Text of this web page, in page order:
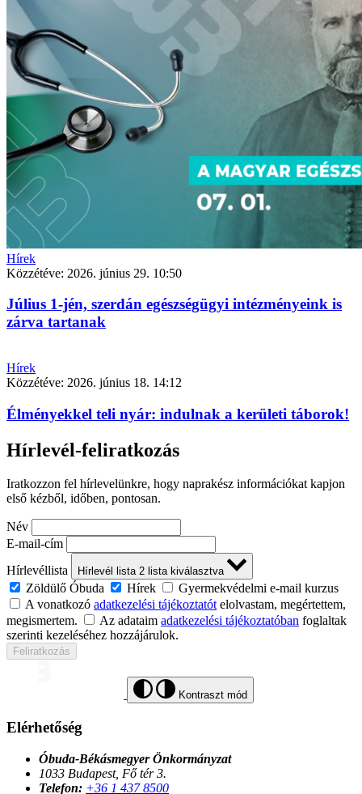
Hírek
Közzétéve: 2026. június 29. 10:50
Július 1-jén, szerdán egészségügyi intézményeink is
zárva tartanak
Hírek
Közzétéve: 2026. június 18. 14:12
Élményekkel teli nyár: indulnak a kerületi táborok!
Hírlevél-feliratkozás
Iratkozzon fel hírlevelünkre, hogy naprakész információkat kapjon
első kézből, időben, pontosan.
Név
E-mail-cím
Hírlevéllista
Hírlevél lista 2 lista kiválasztva
Zöldülő Óbuda Hírek
Gyermekvédelmi e-mail kurzus
A vonatkozó adatkezelési tájékoztatótelolvastam, megértettem,
megismertem.
Az adataim adatkezelési tájékoztatóban foglaltak
szerinti kezeléséhez hozzájárulok.
Feliratkozás
Kontraszt mód
Elérhetőség
Óbuda-Békásmegyer Önkormányzat
1033 Budapest, Fő tér 3.
Telefon: +36 1 437 8500